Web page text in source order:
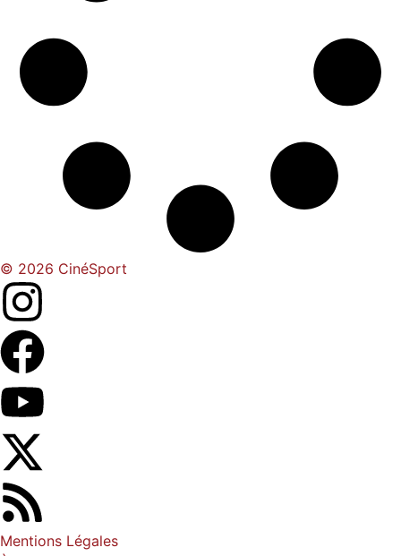
© 2026 CinéSport
Mentions Légales